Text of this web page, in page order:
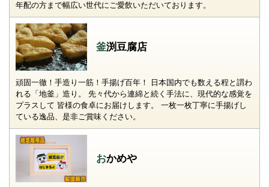
年配の方まで幅広い世代にご愛飲いただいております。
釜渕豆腐店
頑固一徹！手造り一筋！手揚げ百年！ 日本国内でも数える程と謂わ
れる「地釜」造り。 先々代から連綿と続く手法に、現代的な感覚を
プラスして 皆様の食卓にお届けします。 一枚一枚丁寧に手揚げし
ている逸品、是非ご賞味ください。
おかめや